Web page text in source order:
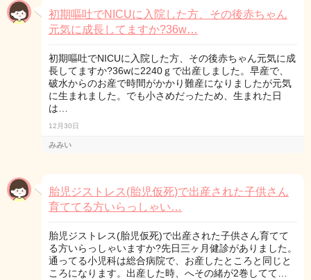
初期嘔吐でNICUに入院した方、その後赤ちゃん
元気に成長してますか?36w…
初期嘔吐でNICUに入院した方、その後赤ちゃん元気に成
長してますか?36wに2240ｇで出産しました。早産で、
破水からのお産で時間がかかり難産になりましたが元気
に生まれました。でも小さめだったため、生まれた日
は…
12月30日
みみい
胎児ジストレス(胎児仮死)で出産された子供さん
育ててる方いらっしゃい…
胎児ジストレス(胎児仮死)で出産された子供さん育てて
る方いらっしゃいますか?先日三ヶ月健診がありました。
通ってる小児科は総合病院で、お産したところと同じと
ころになります。出産した時、へその緒が2巻してて…